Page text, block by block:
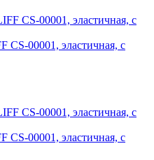
CS-00001, эластичная, с
CS-00001, эластичная, с